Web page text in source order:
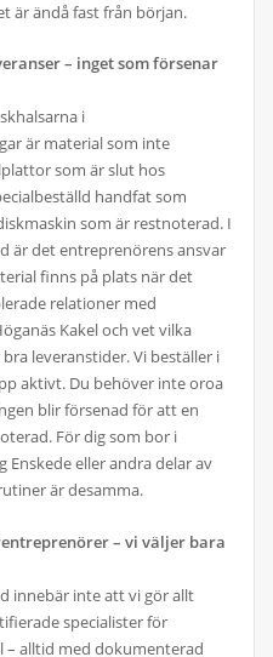
är ändå fast från början.
– inget som försenar
i
är material som inte
som är slut hos
handfat som
som är restnoterad. I
är det entreprenörens ansvar
finns på plats när det
relationer med
Kakel och vet vilka
leveranstider. Vi beställer i
aktivt. Du behöver inte oroa
blir försenad för att en
För dig som bor i
Enskede eller andra delar av
är desamma.
– vi väljer bara
innebär inte att vi gör allt
specialister för
– alltid med dokumenterad